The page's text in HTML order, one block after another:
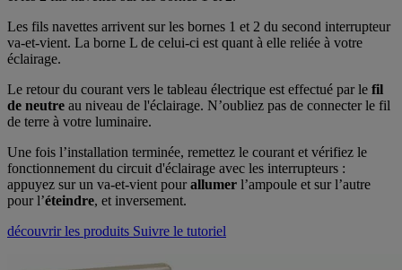
Les fils navettes arrivent sur les bornes 1 et 2 du second interrupteur
va-et-vient. La borne L de celui-ci est quant à elle reliée à votre
éclairage.
Le retour du courant vers le tableau électrique est effectué par le fil
de neutre au niveau de l'éclairage. N’oubliez pas de connecter le fil
de terre à votre luminaire.
Une fois l’installation terminée, remettez le courant et vérifiez le
fonctionnement du circuit d'éclairage avec les interrupteurs :
appuyez sur un va-et-vient pourallumer l’ampoule et sur l’autre
pour l’éteindre, et inversement.
découvrir les produits Suivre le tutoriel